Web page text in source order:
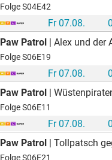
Folge S04E42
Fr 07.08.
Paw Patrol | Alex und der
Folge S06E19
Fr 07.08.
Paw Patrol |
Folge S06E11
Fr 07.08.
Paw Patrol | Tollpatsch
Folge S06E21